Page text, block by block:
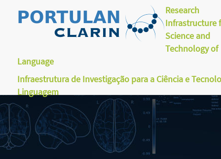
Research
Infrastructure
Science and
Technology of
Language
Infraestrutura de Investigação para a Ciência e
Linguagem